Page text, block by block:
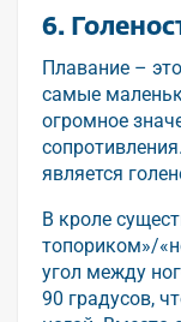
6.
Плавание –
самые
огромное
является
В кроле
топориком»/
угол между
90 градусов,